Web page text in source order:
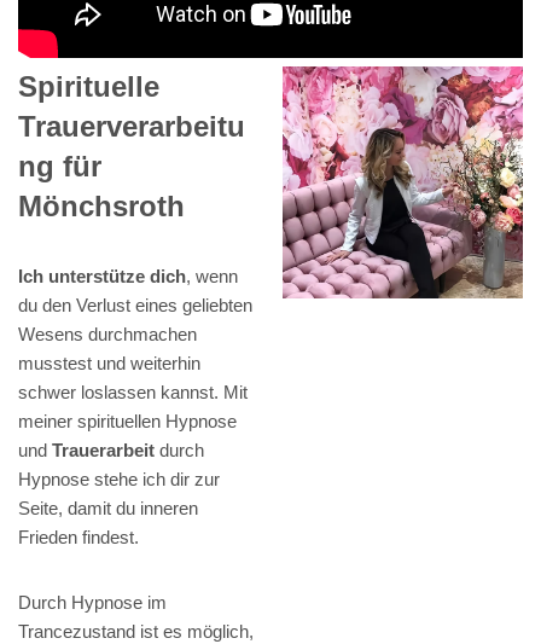
Spirituelle
Trauerverarbeitu
ng für
Mönchsroth
Ich unterstütze dich, wenn
du den Verlust eines geliebten
Wesens durchmachen
musstest und weiterhin
schwer loslassen kannst. Mit
meiner spirituellen Hypnose
und Trauerarbeit durch
Hypnose stehe ich dir zur
Seite, damit du inneren
Frieden findest.
Durch Hypnose im
Trancezustand ist es möglich,